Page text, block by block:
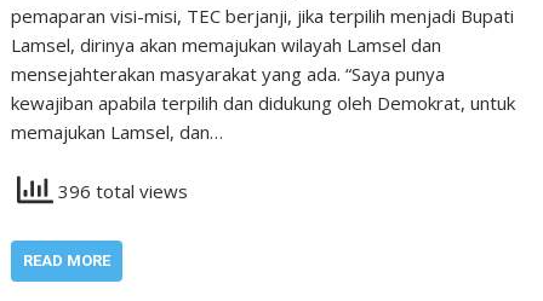
pemaparan visi-misi, TEC berjanji, jika terpilih menjadi Bupati
Lamsel, dirinya akan memajukan wilayah Lamsel dan
mensejahterakan masyarakat yang ada. “Saya punya
kewajiban apabila terpilih dan didukung oleh Demokrat, untuk
memajukan Lamsel, dan…
396 total views
READ MORE